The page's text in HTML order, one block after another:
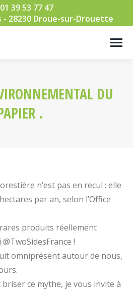
01 39 53 77 47
- 28230 Droue-sur-Drouette
DU
.
n’est pas en recul : elle
par an, selon l’Office
produits réellement
!
omniprésent autour de nous,
ce mythe, je vous invite à